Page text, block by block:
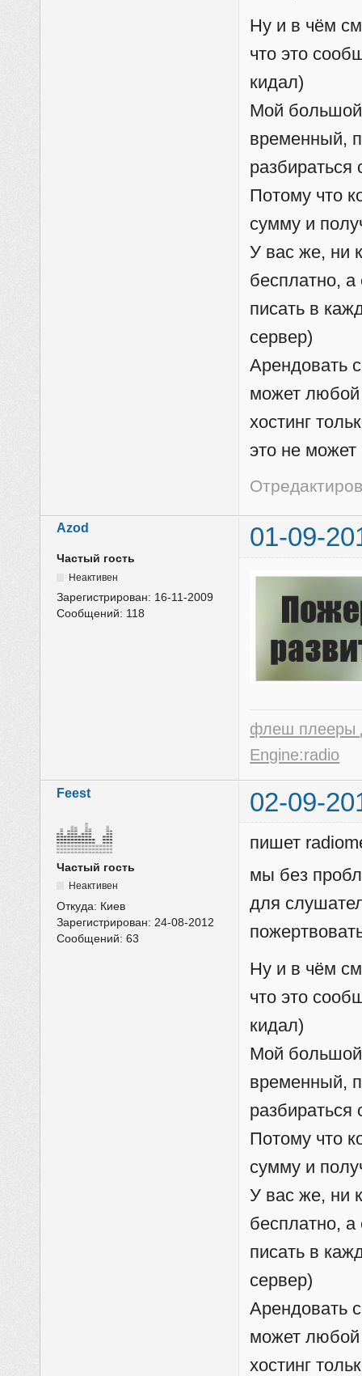
Ну и в чём
что это
кидал)
Мой большой
временный,
разбираться
Потому что
сумму и
У вас же, ни
бесплатно, а
писать в
сервер)
Арендовать
может любой
хостинг
это не может
Azod 01-09-
Частый гость
Неактивен
Зарегистрирован: 16-11-2009
Сообщений: 118
флеш плееры
Engine:radio
Feest 02-09-
Частый гость
Неактивен
Откуда: Киев
Зарегистрирован: 24-08-2012
Сообщений:63
пишет
мы без
для
Ну и в чём
что это
кидал)
Мой большой
временный,
разбираться
Потому что
сумму и
У вас же, ни
бесплатно, а
писать в
сервер)
Арендовать
может любой
хостинг